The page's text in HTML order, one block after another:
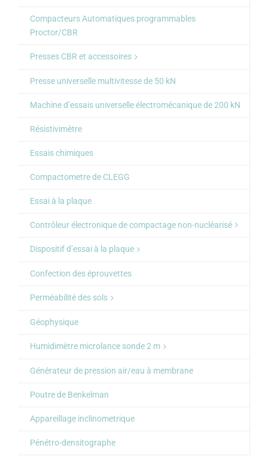
Compacteurs Automatiques programmables
Proctor/CBR
Presses CBR et accessoires
Presse universelle multivitesse de 50 kN
Machine d’essais universelle électromécanique de 200 kN
Résistivimètre
Essais chimiques
Compactometre de CLEGG
Essai à la plaque
Contrôleur électronique de compactage non-nucléarisé
Dispositif d’essai à la plaque
Confection des éprouvettes
Perméabilité des sols
Géophysique
Humidimètre microlance sonde 2 m
Générateur de pression air/eau à membrane
Poutre de Benkelman
Appareillage inclinometrique
Pénétro-densitographe